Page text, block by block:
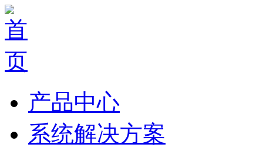
产品中心
系统解决方案